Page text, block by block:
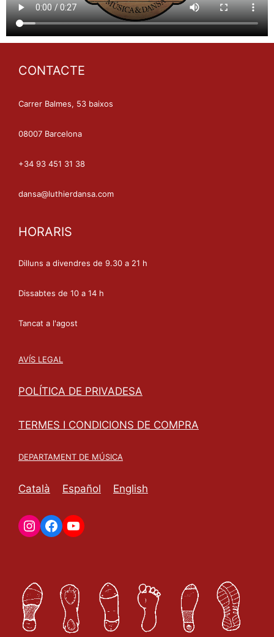
CONTACTE
Carrer Balmes, 53 baixos
08007 Barcelona
+34 93 451 31 38
dansa@luthierdansa.com
HORARIS
Dilluns a divendres de 9.30 a 21 h
Dissabtes de 10 a 14 h
Tancat a l'agost
AVÍS LEGAL
POLÍTICA DE PRIVADESA
TERMES I CONDICIONS DE COMPRA
DEPARTAMENT DE MÚSICA
Català Español English